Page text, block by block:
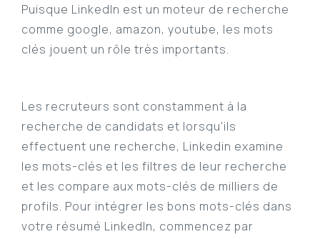
Puisque LinkedIn est un moteur de recherche
comme google, amazon, youtube, les mots
clés jouent un rôle très importants.
Les recruteurs sont constamment à la
recherche de candidats et lorsqu'ils
effectuent une recherche, Linkedin examine
les mots-clés et les filtres de leur recherche
et les compare aux mots-clés de milliers de
profils. Pour intégrer les bons mots-clés dans
votre résumé LinkedIn, commencez par